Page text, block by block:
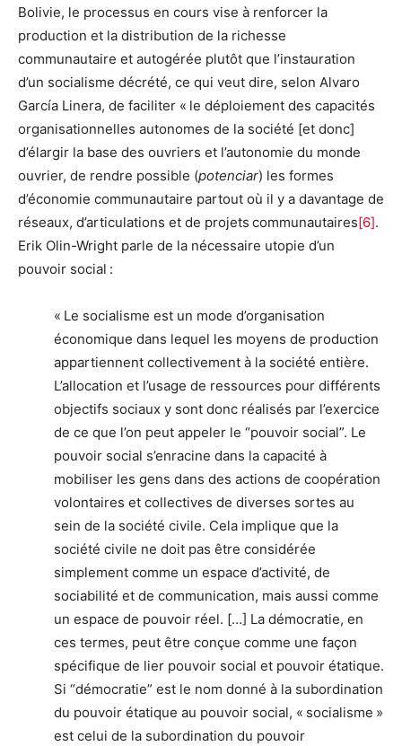
Bolivie, le processus en cours vise à renforcer la
production et la distribution de la richesse
communautaire et autogérée plutôt que l’instauration
d’un socialisme décrété, ce qui veut dire, selon Alvaro
García Linera, de faciliter « le déploiement des capacités
organisationnelles autonomes de la société [et donc]
d’élargir la base des ouvriers et l’autonomie du monde
ouvrier, de rendre possible (potenciar) les formes
d’économie communautaire partout où il y a davantage de
réseaux, d’articulations et de projets communautaires[6].
Erik Olin-Wright parle de la nécessaire utopie d’un
pouvoir social :
« Le socialisme est un mode d’organisation
économique dans lequel les moyens de production
appartiennent collectivement à la société entière.
L’allocation et l’usage de ressources pour différents
objectifs sociaux y sont donc réalisés par l’exercice
de ce que l’on peut appeler le “pouvoir social”. Le
pouvoir social s’enracine dans la capacité à
mobiliser les gens dans des actions de coopération
volontaires et collectives de diverses sortes au
sein de la société civile. Cela implique que la
société civile ne doit pas être considérée
simplement comme un espace d’activité, de
sociabilité et de communication, mais aussi comme
un espace de pouvoir réel. […] La démocratie, en
ces termes, peut être conçue comme une façon
spécifique de lier pouvoir social et pouvoir étatique.
Si “démocratie” est le nom donné à la subordination
du pouvoir étatique au pouvoir social, « socialisme »
est celui de la subordination du pouvoir